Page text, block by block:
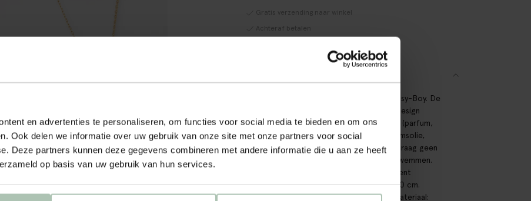
en advertenties te personaliseren, om functies voor social media te bieden en om ons
Ook delen we informatie over uw gebruik van onze site met onze partners voor social
Deze partners kunnen deze gegevens combineren met andere informatie die u aan ze heeft
op basis van uw gebruik van hun services.
Gratis verzending naar winkel
Achteraf betalen
Goudkleurige ketting met bloemen van Sissy-Boy. De
ketting is goud en heeft bloemen in het design
verwerkt. Vermijd contact met cosmetica (parfum,
haarlak, make-up, nagellakremover, lichaamsolie,
zonnebrandolie, handgel en deodorant). Draag geen
sieraden tijdens het douchen, baden of zwemmen.
Met name chloor kan de sieraden permanent
beschadigen of verkleuren. Afmetingen: 60 cm.
Lengte langste bloemen hanger: 13 cm. Materiaal: